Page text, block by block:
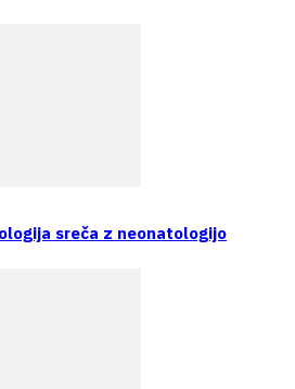
sreča z neonatologijo